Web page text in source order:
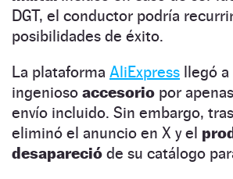
DGT, el conductor podría
posibilidades de éxito.
La plataforma AliExpress llegó a
ingenioso accesorio por apenas
envío incluido. Sin embargo,
eliminó el anuncio en X y el
desapareció de su catálogo